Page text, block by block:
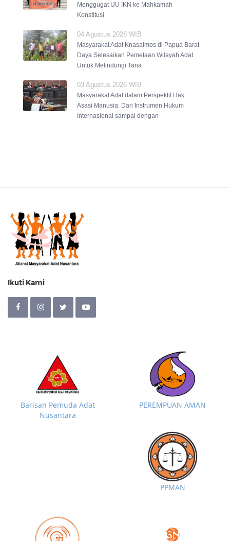
Menggugat UU IKN ke Mahkamah
Konstitusi
04 Agustus 2026 WIB
Masyarakat Adat Knasaimos di Papua Barat
Daya Selesaikan Pemetaan Wilayah Adat
Untuk Melindungi Tana
03 Agustus 2026 WIB
Masyarakat Adat dalam Perspektif Hak
Asasi Manusia: Dari Instrumen Hukum
Internasional sampai dengan
Ikuti Kami
Barisan Pemuda Adat
Nusantara
PEREMPUAN AMAN
PPMAN